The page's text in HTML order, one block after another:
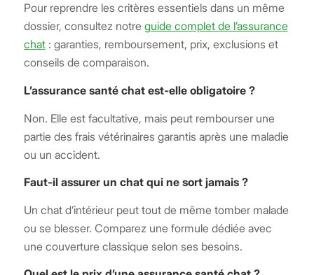
Pour reprendre les critères essentiels dans un même
dossier, consultez notre guide complet de l’assurance
chat: garanties, remboursement, prix, exclusions et
conseils de comparaison.
L’assurance santé chat est-elle obligatoire ?
Non. Elle est facultative, mais peut rembourser une
partie des frais vétérinaires garantis après une maladie
ou un accident.
Faut-il assurer un chat qui ne sort jamais ?
Un chat d’intérieur peut tout de même tomber malade
ou se blesser. Comparez une formule dédiée avec
une couverture classique selon ses besoins.